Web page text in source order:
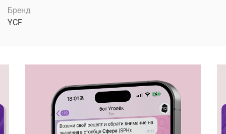
Бренд
YCF